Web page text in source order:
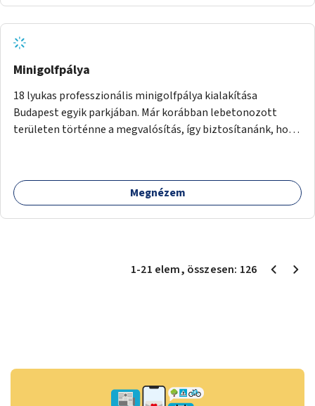
Minigolfpálya
18 lyukas professzionális minigolfpálya kialakítása
Budapest egyik parkjában. Már korábban lebetonozott
területen történne a megvalósítás, így biztosítanánk, hogy
Megnézem
1-21 elem, összesen: 126